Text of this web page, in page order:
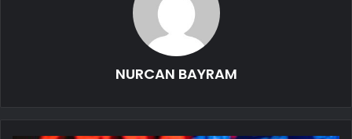
NURCAN BAYRAM